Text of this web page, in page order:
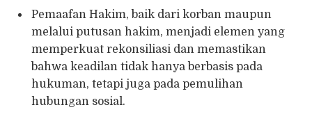
Pemaafan Hakim, baik dari korban maupun
melalui putusan hakim, menjadi elemen yang
memperkuat rekonsiliasi dan memastikan
bahwa keadilan tidak hanya berbasis pada
hukuman, tetapi juga pada pemulihan
hubungan sosial.